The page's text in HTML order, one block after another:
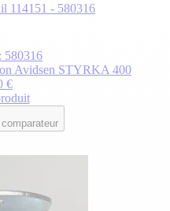
114151 - 580316
580316
Avidsen STYRKA 400
€